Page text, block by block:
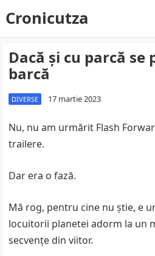
Cronicutza
Dacă și cu parcă
barcă
DIVERSE 17 martie 2023
Nu, nu am urmărit Flash
trailere.
Dar era o fază.
Mă rog, pentru cine nu știe, e
locuitorii planetei adorm la un
secvențe din viitor.